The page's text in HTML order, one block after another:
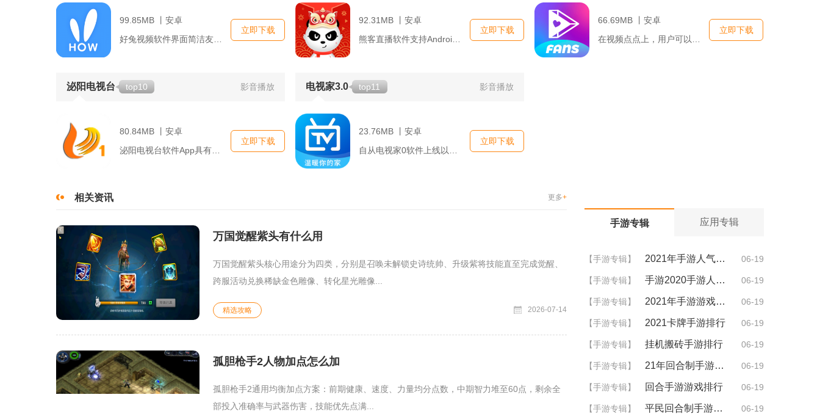
99.85MB 丨安卓
好兔视频软件界面简洁友好，操作流畅直观。它将视频内容分为多个...
立即下载
92.31MB 丨安卓
熊客直播软件支持Android和iOS双平台，无论你是使用哪...
立即下载
66.69MB 丨安卓
在视频点点上，用户可以轻松地进行视频拍摄、编辑和分享。它提供...
立即下载
泌阳电视台 top10 影音播放
80.84MB 丨安卓
泌阳电视台软件App具有以下几大部分内容...
立即下载
电视家3.0 top11 影音播放
23.76MB 丨安卓
自从电视家0软件上线以来，就以其独特的服务吸引了大量用户的关...
立即下载
相关资讯 更多+
万国觉醒紫头有什么用
万国觉醒紫头核心用途分为四类，分别是召唤未解锁史诗统帅、升级紫将技能直至完成觉醒、
跨服活动兑换稀缺金色雕像、转化星光雕像...
精选攻略 2026-07-14
孤胆枪手2人物加点怎么加
孤胆枪手2通用均衡加点方案：前期健康、速度、力量均分点数，中期智力堆至60点，剩余全
部投入准确率与武器伤害，技能优先点满...
手游专辑 应用专辑
【手游专辑】 2021年手游人气排行 06-19
【手游专辑】 手游2020手游人气排行 06-19
【手游专辑】 2021年手游游戏排行 06-19
【手游专辑】 2021卡牌手游排行 06-19
【手游专辑】 挂机搬砖手游排行 06-19
【手游专辑】 21年回合制手游排行 06-19
【手游专辑】 回合手游游戏排行 06-19
【手游专辑】 平民回合制手游排行 06-19